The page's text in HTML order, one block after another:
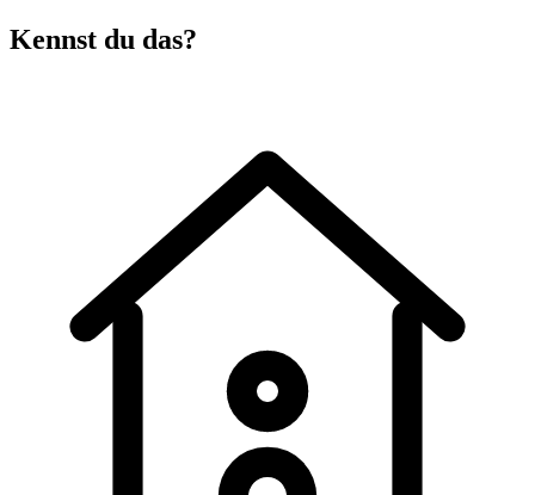
Kennst du das?